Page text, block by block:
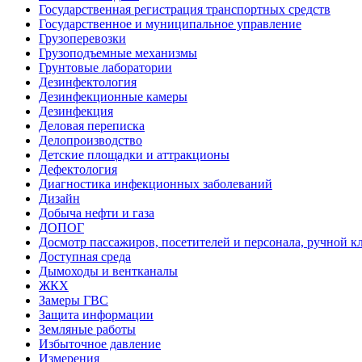
Государственная регистрация транспортных средств
Государственное и муниципальное управление
Грузоперевозки
Грузоподъемные механизмы
Грунтовые лаборатории
Дезинфектология
Дезинфекционные камеры
Дезинфекция
Деловая переписка
Делопроизводство
Детские площадки и аттракционы
Дефектология
Диагностика инфекционных заболеваний
Дизайн
Добыча нефти и газа
ДОПОГ
Досмотр пассажиров, посетителей и персонала, ручной
Доступная среда
Дымоходы и вентканалы
ЖКХ
Замеры ГВС
Защита информации
Земляные работы
Избыточное давление
Измерения